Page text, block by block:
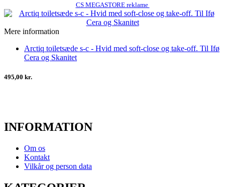
CS MEGASTORE reklame
Mere information
Arctiq toiletsæde s-c - Hvid med soft-close og take-off. Til Ifø
Cera og Skanitet
495,00 kr.
INFORMATION
Om os
Kontakt
Vilkår og person data